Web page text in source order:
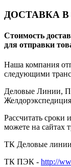
ДОСТАВКА
Стоимость
для отправки
Наша компания
следующими
Деловые Линии,
Рассчитать сроки
можете на сайтах
ТК Деловые
ТК ПЭК - http://